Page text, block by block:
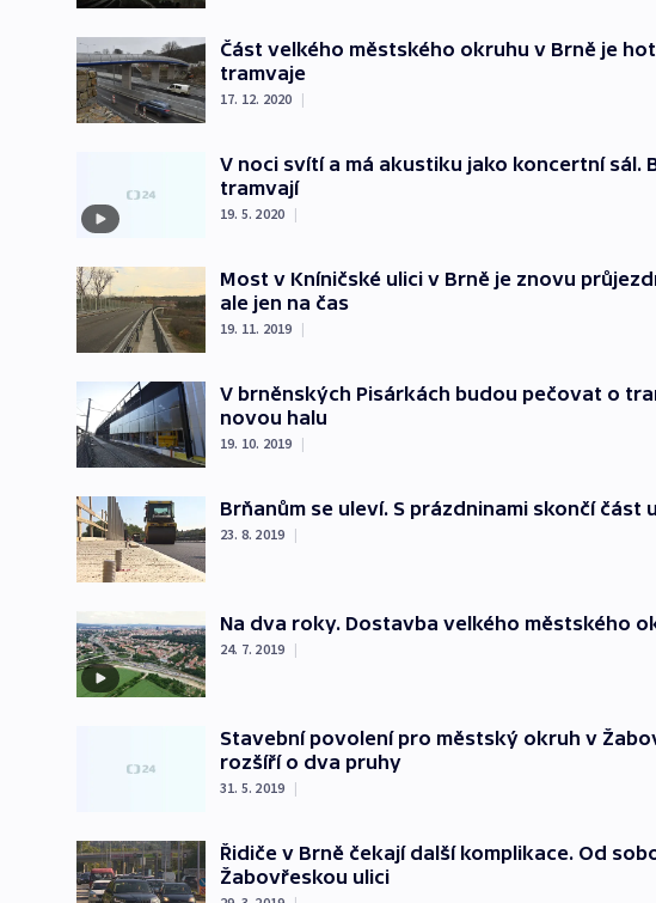
Část velkého městského okruhu v Brně je
tramvaje
17. 12. 2020 |
V noci svítí a má akustiku jako koncertní
tramvají
19. 5. 2020 |
Most v Kníničské ulici v Brně je znovu
ale jen na čas
19. 11. 2019 |
V brněnských Pisárkách budou pečovat o
novou halu
19. 10. 2019 |
Brňanům se uleví. S prázdninami skončí část
23. 8. 2019 |
Na dva roky. Dostavba velkého městského
24. 7. 2019 |
Stavební povolení pro městský okruh v
rozšíří o dva pruhy
31. 5. 2019 |
Řidiče v Brně čekají další komplikace. Od
Žabovřeskou ulici